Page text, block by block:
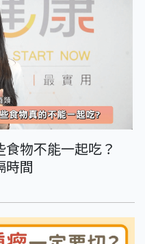
物不能一起吃？
時間